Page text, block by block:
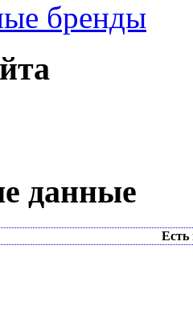
бренды
данные
Есть